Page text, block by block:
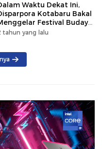
Waktu Dekat Ini,
Kotabaru Bakal
Festival Budaya
2024
tahun yang lalu